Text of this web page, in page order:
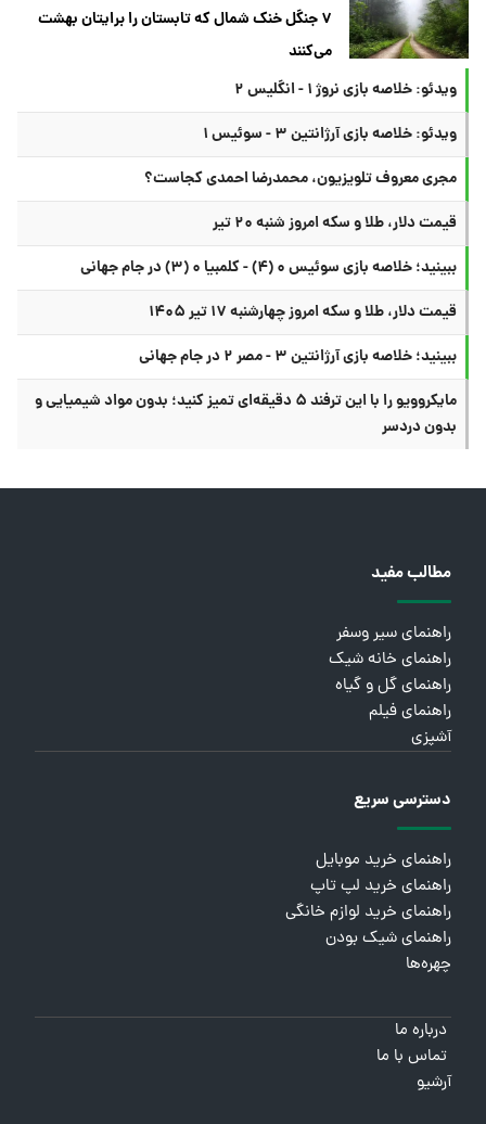
۷ جنگل خنک شمال که تابستان را برایتان بهشت
می‌کنند
ویدئو: خلاصه بازی نروژ ۱ - انگلیس ۲
ویدئو: خلاصه بازی آرژانتین ۳ - سوئیس ۱
مجری معروف تلویزیون، محمدرضا احمدی کجاست؟
قیمت دلار، طلا و سکه امروز شنبه ۲۰ تیر
ببینید؛ خلاصه بازی سوئیس ۰ (۴) - کلمبیا ۰ (۳) در جام جهانی
قیمت دلار، طلا و سکه امروز چهارشنبه ۱۷ تیر ۱۴۰۵
ببینید؛ خلاصه بازی آرژانتین ۳ - مصر ۲ در جام جهانی
مایکروویو را با این ترفند ۵ دقیقه‌ای تمیز کنید؛ بدون مواد شیمیایی و
بدون دردسر
مطالب مفید
راهنمای سیر وسفر
راهنمای خانه شیک
راهنمای گل و گیاه
راهنمای فیلم
آشپزی
دسترسی سریع
راهنمای خرید موبایل
راهنمای خرید لپ تاپ
راهنمای خرید لوازم خانگی
راهنمای شیک بودن
چهره‌ها
درباره ما
تماس با ما
آرشیو